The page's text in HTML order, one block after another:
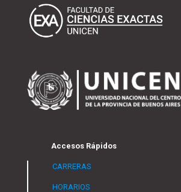
Accesos Rápidos
CARRERAS
HORARIOS